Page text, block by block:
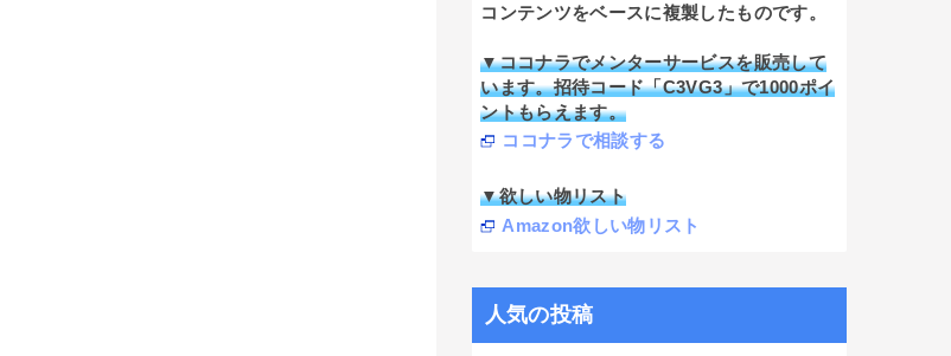
コンテンツをベースに複製したものです。
▼ココナラでメンターサービスを販売して
います。招待コード「C3VG3」で1000ポイ
ントもらえます。
ココナラで相談する
▼欲しい物リスト
Amazon欲しい物リスト
人気の投稿